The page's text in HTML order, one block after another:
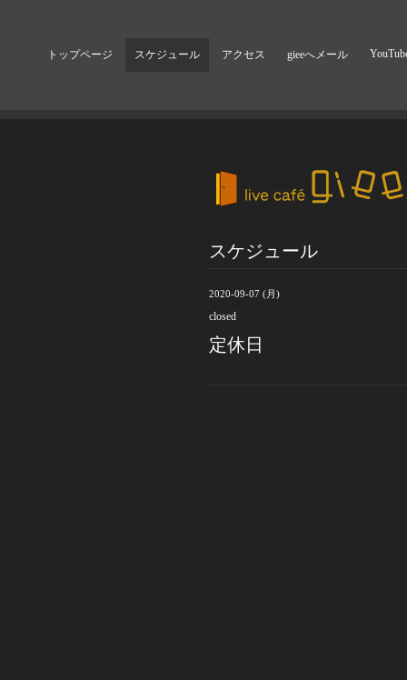
トップページ スケジュール アクセス gieeへメール
スケジュール
2020-09-07 (月)
closed
定休日